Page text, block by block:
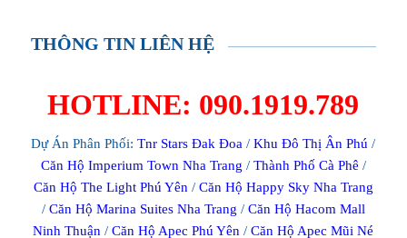
THÔNG TIN LIÊN HỆ
HOTLINE: 090.1919.789
Dự Án Phân Phối:Tnr Stars Đak Đoa /Khu Đô Thị Ân Phú /
Căn Hộ Imperium Town Nha Trang / Thành Phố Cà Phê /
Căn Hộ The Light Phú Yên / Căn Hộ Happy Sky Nha Trang
/ Căn Hộ Marina Suites Nha Trang / Căn Hộ Hacom Mall
Ninh Thuận /Căn Hộ Apec Phú Yên /Căn Hộ Apec Mũi Né